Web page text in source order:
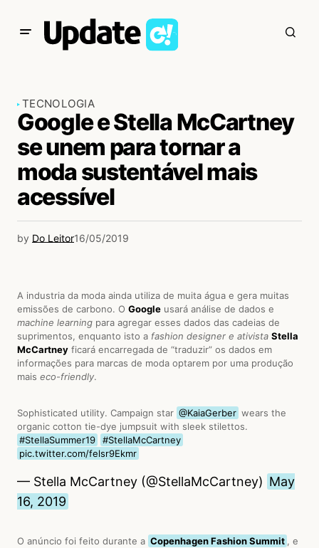
TECNOLOGIA
Google e Stella McCartney
se unem para tornar a
moda sustentável mais
acessível
by Do Leitor16/05/2019
A industria da moda ainda utiliza de muita água e gera muitas
emissões de carbono. O Google usará análise de dados e
machine learning para agregar esses dados das cadeias de
suprimentos, enquanto isto a fashion designer e ativista Stella
McCartney ficará encarregada de “traduzir” os dados em
informações para marcas de moda optarem por uma produção
mais eco-friendly.
Sophisticated utility. Campaign star @KaiaGerber wears the
organic cotton tie-dye jumpsuit with sleek stilettos.
#StellaSummer19
#StellaMcCartney
pic.twitter.com/felsr9Ekmr
— Stella McCartney (@StellaMcCartney) May
16, 2019
O anúncio foi feito durante a Copenhagen Fashion Summit , e